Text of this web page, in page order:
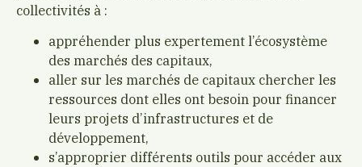
collectivités à :
appréhender plus expertement l’écosystème
des marchés des capitaux,
aller sur les marchés de capitaux chercher les
ressources dont elles ont besoin pour financer
leurs projets d’infrastructures et de
développement,
s’approprier différents outils pour accéder aux